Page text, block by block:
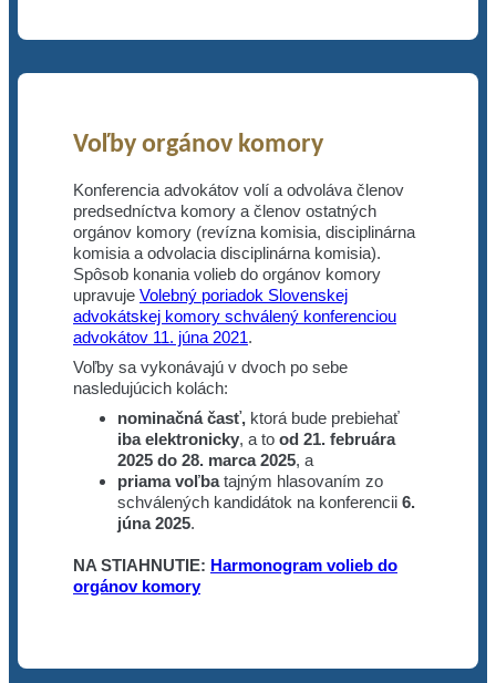
Voľby orgánov komory
Konferencia advokátov volí a odvoláva členov
predsedníctva komory a členov ostatných
orgánov komory (revízna komisia, disciplinárna
komisia a odvolacia disciplinárna komisia).
Spôsob konania volieb do orgánov komory
upravuje Volebný poriadok Slovenskej
advokátskej komory schválený konferenciou
advokátov 11. júna 2021.
Voľby sa vykonávajú v dvoch po sebe
nasledujúcich kolách:
nominačná časť, ktorá bude prebiehať
iba elektronicky, a to od 21. februára
2025 do 28. marca 2025, a
priama voľbatajným hlasovaním zo
schválených kandidátok na konferencii 6.
júna 2025.
NA STIAHNUTIE: Harmonogram volieb do
orgánov komory